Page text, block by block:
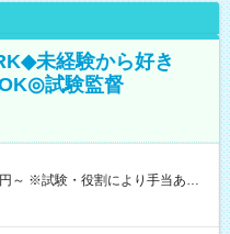
未経験から好き
試験監督
給（前払い）オプションあ
ら1週間ほどで給与の一部を受け